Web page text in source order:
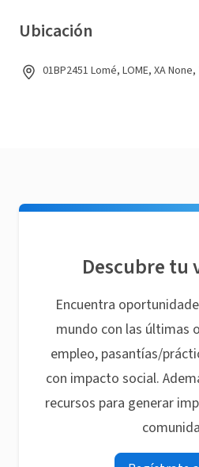
Ubicación
01BP2451 Lomé, LOME, XA
Descubre tu
Encuentra
mundo con las últimas
empleo, pasantías/
con impacto social.
recursos para generar